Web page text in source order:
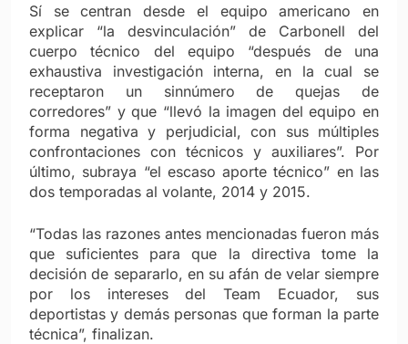
Sí se centran desde el equipo americano en
explicar “la desvinculación” de Carbonell del
cuerpo técnico del equipo “después de una
exhaustiva investigación interna, en la cual se
receptaron un sinnúmero de quejas de
corredores” y que “llevó la imagen del equipo en
forma negativa y perjudicial, con sus múltiples
confrontaciones con técnicos y auxiliares”. Por
último, subraya “el escaso aporte técnico” en las
dos temporadas al volante, 2014 y 2015.
“Todas las razones antes mencionadas fueron más
que suficientes para que la directiva tome la
decisión de separarlo, en su afán de velar siempre
por los intereses del Team Ecuador, sus
deportistas y demás personas que forman la parte
técnica”, finalizan.